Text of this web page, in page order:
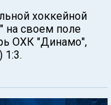
хоккейной
на своем поле
ОХК "Динамо",